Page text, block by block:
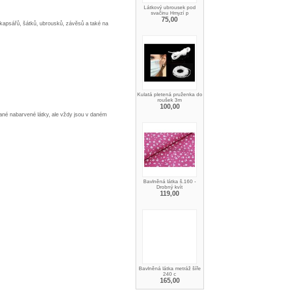
šátků, ubrousků, závěsů a také na
nabarvené látky, ale vždy jsou v daném
Látkový ubrousek pod
svačinu Hmyzí p
75,00
Kulatá pletená pruženka do
roušek 3m
100,00
Bavlněná látka š.160 -
Drobný kvít
119,00
Bavlněná látka metráž šíře
240 c
165,00